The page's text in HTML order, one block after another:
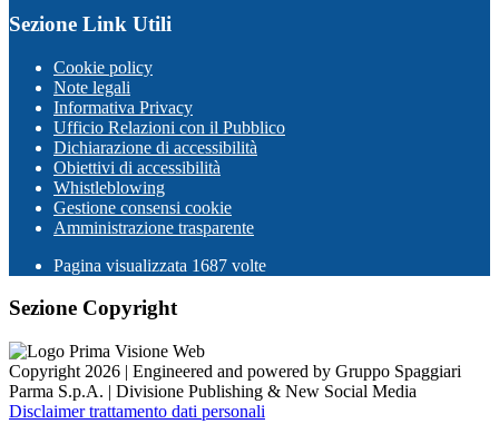
Sezione Link Utili
Cookie policy
Note legali
Informativa Privacy
Ufficio Relazioni con il Pubblico
Dichiarazione di accessibilità
Obiettivi di accessibilità
Whistleblowing
Gestione consensi cookie
Amministrazione trasparente
Pagina visualizzata 1687 volte
Sezione Copyright
Copyright 2026 | Engineered and powered by Gruppo Spaggiari
Parma S.p.A. | Divisione Publishing & New Social Media
Disclaimer trattamento dati personali